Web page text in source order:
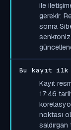
ile
gerekir.
sonra
Bu kayıt ilk
Kayıt
17:46
noktası